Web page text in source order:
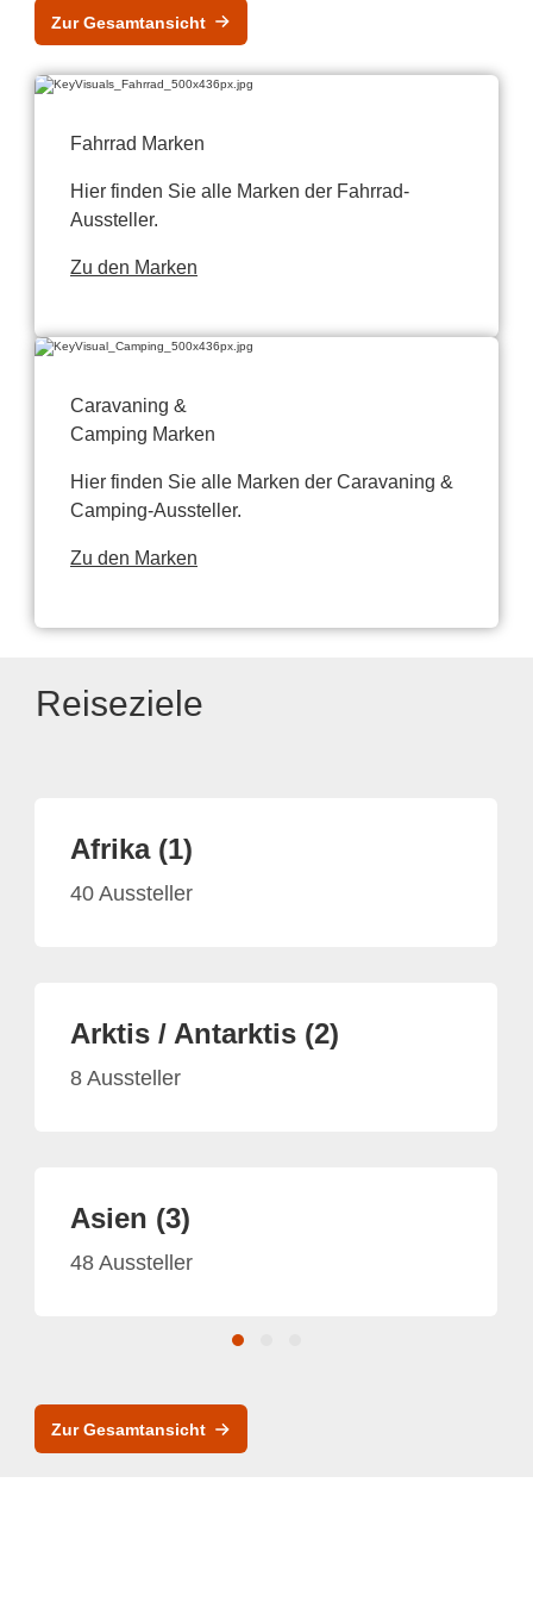
Zur Gesamtansicht
Fahrrad Marken
Hier finden Sie alle Marken der Fahrrad-
Aussteller.
Zu den Marken
Caravaning &
Camping Marken
Hier finden Sie alle Marken der Caravaning &
Camping-Aussteller.
Zu den Marken
Reiseziele
Afrika (1)
40 Aussteller
Arktis / Antarktis (2)
8 Aussteller
Asien (3)
48 Aussteller
Zur Gesamtansicht